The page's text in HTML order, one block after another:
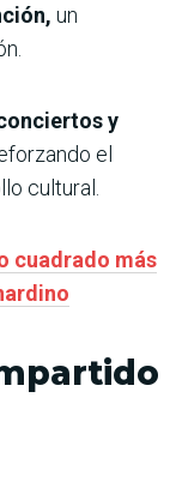
un
y
el
cultural.
cuadrado más